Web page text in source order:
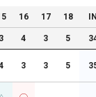
16 17 18
3 4 3 5
3 3 5